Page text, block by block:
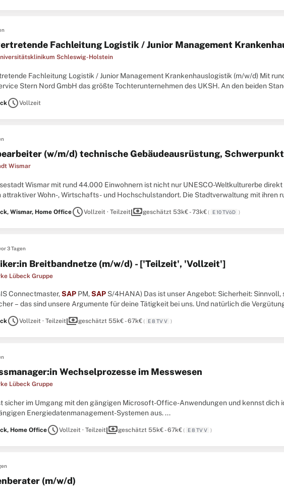
Fachleitung Logistik / Junior Management
Schleswig-Holstein
Fachleitung Logistik / Junior Management Krankenhauslogistik (m/w/d) Mit
Stern Nord GmbH das größte Tochterunternehmen des UKSH. An den beiden
scheduleVollzeit
(w/m/d) technische Gebäudeausrüstung,
Wismar
Wismar mit rund 44.000 Einwohnern ist nicht nur UNESCO-Weltkulturerbe direkt
attraktiver Wohn-, Wirtschafts- und Hochschulstandort. Die Stadtverwaltung mit ihren
Wismar, Home OfficescheduleVollzeit · Teilzeitpaymentsgeschätzt 53k€ - 73k€( E 10 TVöD )
3 Tagen
Breitbandnetze (m/w/d) - ['Teilzeit', 'Vollzeit']
Lübeck Gruppe
Connectmaster,SAP PM,SAP S/4HANA) Das ist unser Angebot: Sicherheit:
– das sind unsere Argumente für deine Tätigkeit bei uns. Und natürlich die
scheduleVollzeit · Teilzeitpaymentsgeschätzt 55k€ - 67k€( E 8 TV V )
Wechselprozesse im Messwesen
Lübeck Gruppe
sicher im Umgang mit den gängigen Microsoft-Office-Anwendungen und kennst dich
Energiedatenmanagement-Systemen aus. ...
Home OfficescheduleVollzeit · Teilzeitpaymentsgeschätzt 55k€ - 67k€( E 8 TV V )
(m/w/d)